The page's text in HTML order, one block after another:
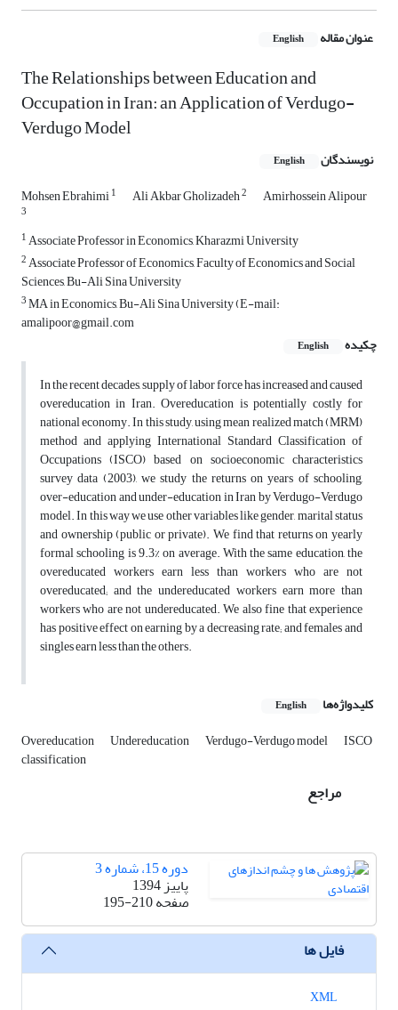
عنوان مقاله English
The Relationships between Education and
Occupation in Iran: an Application of Verdugo-
Verdugo Model
نویسندگان English
Mohsen Ebrahimi1 Ali Akbar Gholizadeh2 Amirhossein Alipour
3
1Associate Professor in Economics, Kharazmi University
2Associate Professor of Economics, Faculty of Economics and Social
Sciences, Bu-Ali Sina University
3MA in Economics, Bu-Ali Sina University (E-mail:
amalipoor@gmail.com
چکیده
English
In the recent decades, supply of labor force has increased and caused
overeducation in Iran. Overeducation is potentially costly for
national economy. In this study, using mean realized match (MRM)
method and applying International Standard Classification of
Occupations (ISCO) based on socioeconomic characteristics
survey data (2003), we study the returns on years of schooling,
over-education and under-education in Iran by Verdugo-Verdugo
model. In this way we use other variables like gender, marital status
and ownership (public or private). We find that returns on yearly
formal schooling is 9.3% on average. With the same education, the
overeducated workers earn less than workers who are not
overeducated; and the undereducated workers earn more than
workers who are not undereducated. We also fine that experience
has positive effect on earning by a decreasing rate; and females and
singles earn less than the others.
کلیدواژه‌ها English
Overeducation Undereducation Verdugo-Verdugo model ISCO
classification
مراجع
دوره 15، شماره 3
پاییز 1394
صفحه195-210
فایل ها